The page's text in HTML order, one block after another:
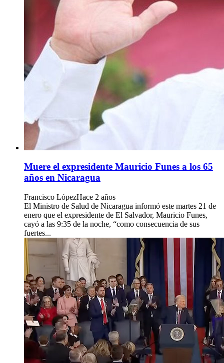
Muere el expresidente Mauricio Funes a los 65
años en Nicaragua
Francisco LópezHace 2 años
El Ministro de Salud de Nicaragua informó este martes 21 de
enero que el expresidente de El Salvador, Mauricio Funes,
cayó a las 9:35 de la noche, “como consecuencia de sus
fuertes...